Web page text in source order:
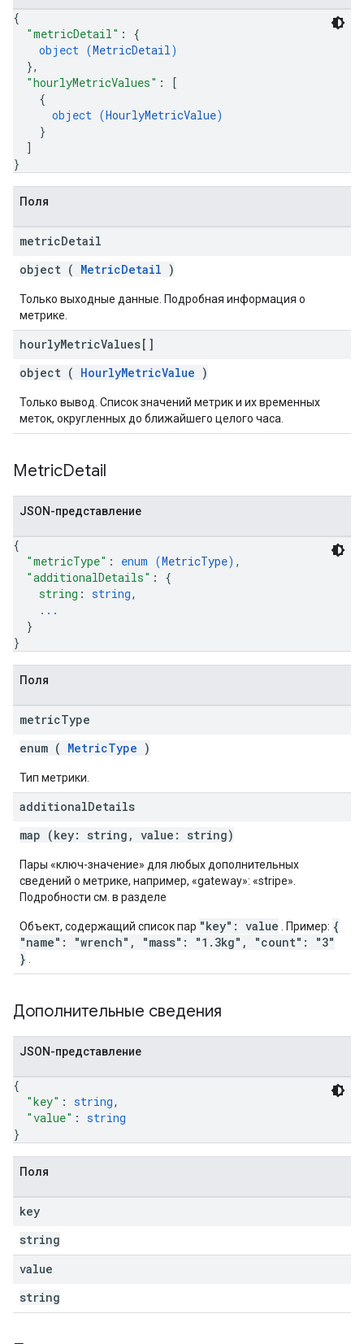
{
"metricDetail" : {
object (MetricDetail)
},
"hourlyMetricValues" :
[
{
object (HourlyMetricValue)
}
]
}
Поля
metricDetail
object ( MetricDetail )
Только выходные данные. Подробная информация о
метрике.
hourlyMetricValues[]
object ( HourlyMetricValue )
Только вывод. Список значений метрик и их временных
меток, округленных до ближайшего целого часа.
MetricDetail
JSON-представление
{
"metricType" : enum (MetricType) ,
"additionalDetails" : {
string : string,
...
}
}
Поля
metricType
enum ( MetricType )
Тип метрики.
additionalDetails
map (key: string, value: string)
Пары «ключ-значение» для любых дополнительных
сведений о метрике, например, «gateway»: «stripe».
Подробности см. в разделе
Объект, содержащий список пар "key": value . Пример: {
"name": "wrench", "mass": "1.3kg", "count": "3"
}
Дополнительные сведения
JSON-представление
{
"key" : string,
"value" : string
}
Поля
key
string
value
string